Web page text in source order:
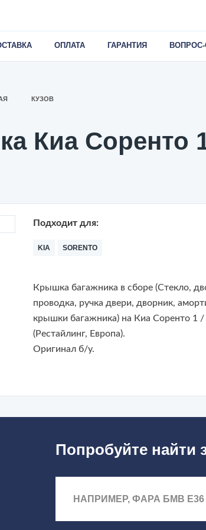
ОПЛАТА ГАРАНТИЯ
КУЗОВ
Киа Соренто
Подходит для:
KIA SORENTO
Крышка багажника в сборе (Стекло,
проводка, ручка двери, дворник,
крышки багажника) на Киа Соренто 1 /
(Рестайлинг, Европа).
Оригинал б/у.
Попробуйте найти